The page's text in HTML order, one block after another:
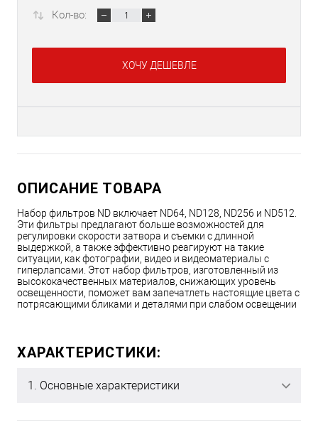
Кол-во:
ХОЧУ ДЕШЕВЛЕ
ОПИСАНИЕ ТОВАРА
Набор фильтров ND включает ND64, ND128, ND256 и ND512.
Эти фильтры предлагают больше возможностей для
регулировки скорости затвора и съемки с длинной
выдержкой, а также эффективно реагируют на такие
ситуации, как фотографии, видео и видеоматериалы с
гиперлапсами. Этот набор фильтров, изготовленный из
высококачественных материалов, снижающих уровень
освещенности, поможет вам запечатлеть настоящие цвета с
потрясающими бликами и деталями при слабом освещении
ХАРАКТЕРИСТИКИ:
1. Основные характеристики